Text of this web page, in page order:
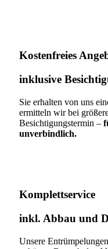
Kostenfreies
inklusive
Sie erhalten von uns
ermitteln wir bei
Besichtigungstermin –
unverbindlich.
Komplettservice​
inkl. Abbau und
Unsere